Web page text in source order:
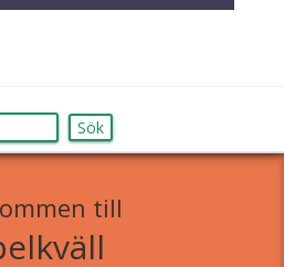
Sök
till